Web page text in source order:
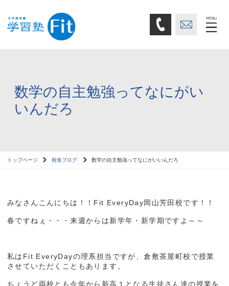
数学の自主勉強ってなにがい
いんだろ
トップページ 校舎ブログ 数学の自主勉強ってなにがいいんだろ
みなさんこんにちは！！Fit EveryDay岡山芳田校です！！
春ですねぇ・・・来週からは新学年・新学期ですよ～～
私はFit EveryDayの理系担当ですが、倉敷茶屋町校で授業
させていただくこともあります。
ちょうど両校とも今年から新高１となる生徒さん達の授業を